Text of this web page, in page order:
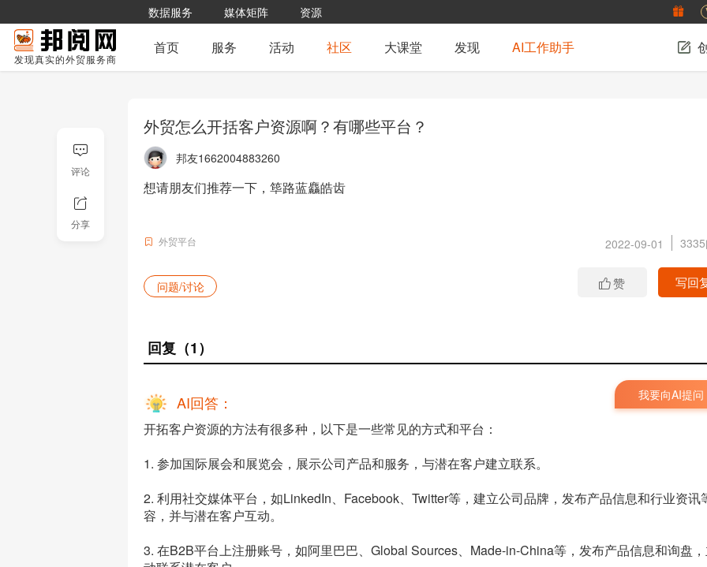
数据服务 媒体矩阵 资源
发现真实的外贸服务商
首页 服务 活动 社区 大课堂 发现 AI工作助手
外贸怎么开括客户资源啊？有哪些平台？
邦友1662004883260
想请朋友们推荐一下，筚路蓝麤皓齿
外贸平台 2022-09-01
问题/讨论 赞 写回
评论
分享
回复 （1）
我要向AI提问
AI回答：
开拓客户资源的方法有很多种，以下是一些常见的方式和平台：
1. 参加国际展会和展览会，展示公司产品和服务，与潜在客户建立联系。
2. 利用社交媒体平台，如LinkedIn、Facebook、Twitter等，建立公司品牌，发布产品信息和行业资讯
容，并与潜在客户互动。
3. 在B2B平台上注册账号，如阿里巴巴、Global Sources、Made-in-China等，发布产品信息和询盘